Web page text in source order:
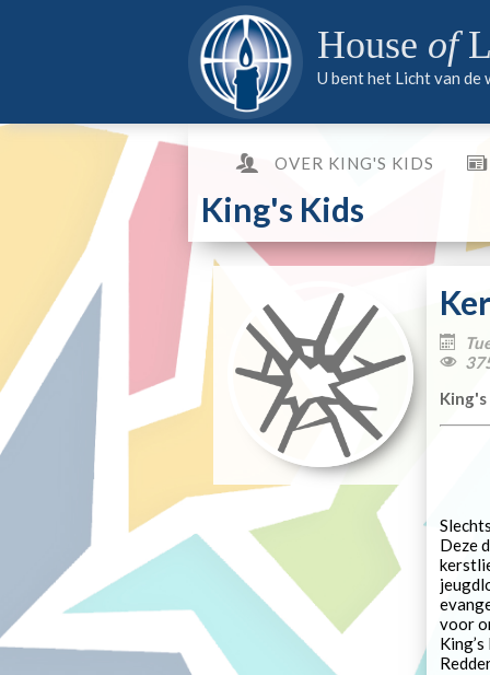
House of
U bent het Licht van de
PARTNER WORDEN
OVER KING'S KIDS
King's Kids


Deze
voor